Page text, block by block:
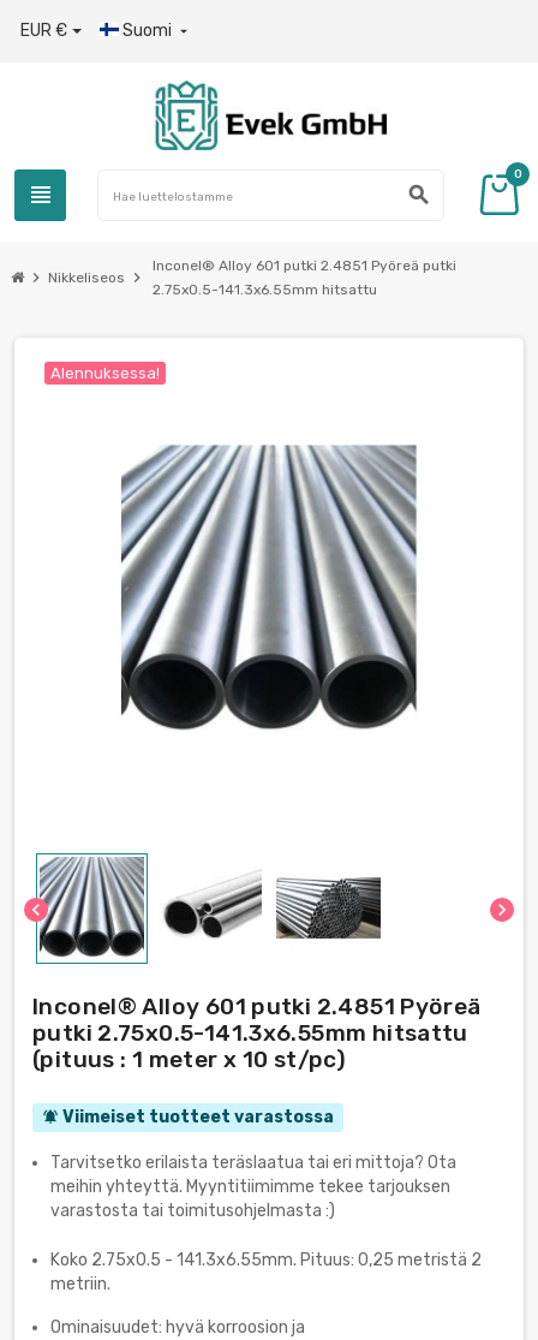
EUR € Suomi 
view_headline search
0
chevron_right Nikkeliseos chevron_right
Inconel® Alloy 601 putki 2.4851 Pyöreä putki
2.75x0.5-141.3х6.55mm hitsattu
chevron_left chevron_right
Alennuksessa!
Inconel® Alloy 601 putki 2.4851 Pyöreä
putki 2.75x0.5-141.3х6.55mm hitsattu
(pituus : 1 meter x 10 st/pc)
notifications_active Viimeiset tuotteet varastossa
Tarvitsetko erilaista teräslaatua tai eri mittoja? Ota
meihin yhteyttä. Myyntitiimimme tekee tarjouksen
varastosta tai toimitusohjelmasta :)
Koko 2.75x0.5 - 141.3х6.55mm. Pituus: 0,25 metristä 2
metriin.
Ominaisuudet: hyvä korroosion ja